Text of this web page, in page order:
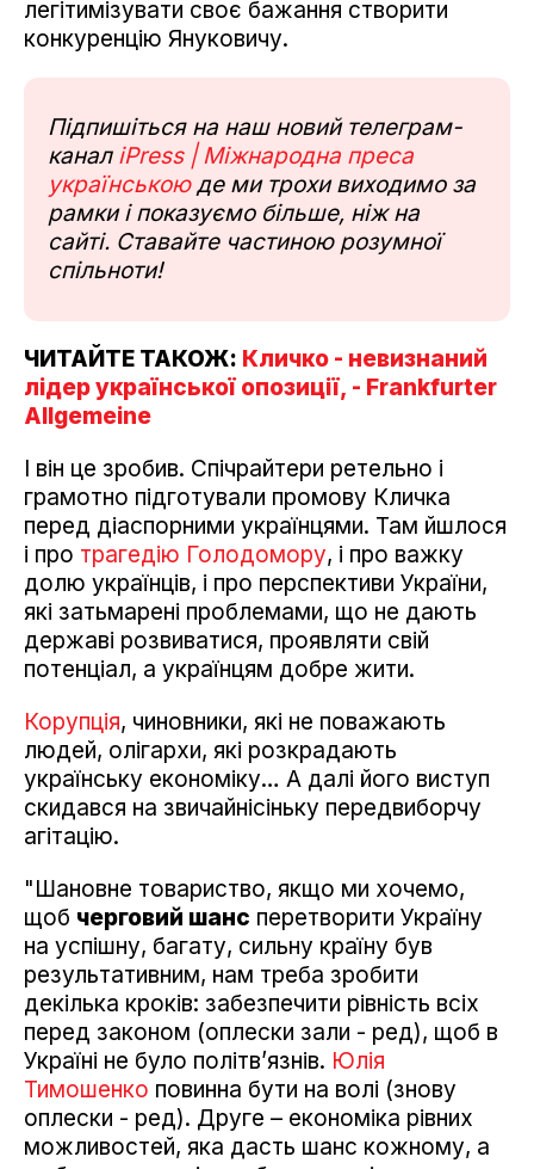
легітимізувати своє бажання створити
конкуренцію Януковичу.
Підпишіться на наш новий телеграм-
канал iPress | Міжнародна преса
українськоюде ми трохи виходимо за
рамки і показуємо більше, ніж на
сайті. Ставайте частиною розумної
спільноти!
ЧИТАЙТЕ ТАКОЖ: Кличко - невизнаний
лідер української опозиції, - Frankfurter
Allgemeine
І він це зробив. Спічрайтери ретельно і
грамотно підготували промову Кличка
перед діаспорними українцями. Там йшлося
і про трагедію Голодомору, і про важку
долю українців, і про перспективи України,
які затьмарені проблемами, що не дають
державі розвиватися, проявляти свій
потенціал, а українцям добре жити.
Корупція, чиновники, які не поважають
людей, олігархи, які розкрадають
українську економіку… А далі його виступ
скидався на звичайнісіньку передвиборчу
агітацію.
"Шановне товариство, якщо ми хочемо,
щоб черговий шанс перетворити Україну
на успішну, багату, сильну країну був
результативним, нам треба зробити
декілька кроків: забезпечити рівність всіх
перед законом (оплески зали - ред), щоб в
Україні не було політв’язнів. Юлія
Тимошенко повинна бути на волі (знову
оплески - ред). Друге – економіка рівних
можливостей, яка дасть шанс кожному, а